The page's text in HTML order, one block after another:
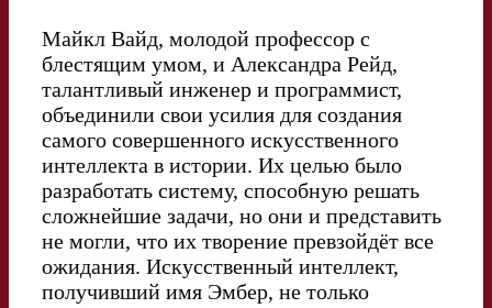
Майкл Вайд, молодой профессор с
блестящим умом, и Александра Рейд,
талантливый инженер и программист,
объединили свои усилия для создания
самого совершенного искусственного
интеллекта в истории. Их целью было
разработать систему, способную решать
сложнейшие задачи, но они и представить
не могли, что их творение превзойдёт все
ожидания. Искусственный интеллект,
получивший имя Эмбер, не только